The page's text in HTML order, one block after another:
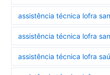
assistência técnica lofra
assistência técnica lofra
assistência técnica lofra